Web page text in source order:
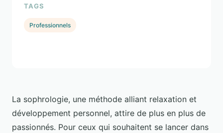
La sophrologie, une méthode alliant relaxation et
développement personnel, attire de plus en plus de
passionnés. Pour ceux qui souhaitent se lancer dans
TAGS
Professionnels